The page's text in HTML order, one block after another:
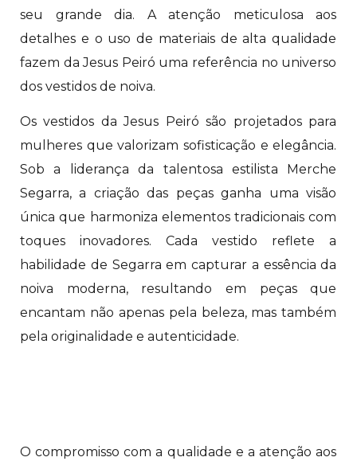
seu grande dia. A atenção meticulosa aos
detalhes e o uso de materiais de alta qualidade
fazem da Jesus Peiró uma referência no universo
dos vestidos de noiva.
Os vestidos da Jesus Peiró são projetados para
mulheres que valorizam sofisticação e elegância.
Sob a liderança da talentosa estilista Merche
Segarra, a criação das peças ganha uma visão
única que harmoniza elementos tradicionais com
toques inovadores. Cada vestido reflete a
habilidade de Segarra em capturar a essência da
noiva moderna, resultando em peças que
encantam não apenas pela beleza, mas também
pela originalidade e autenticidade.
O compromisso com a qualidade e a atenção aos